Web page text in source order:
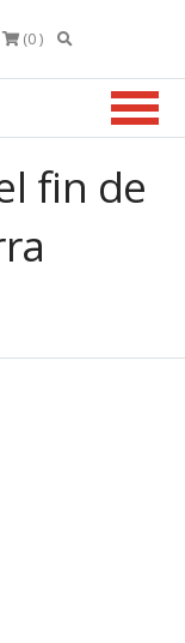
(0 )
fin de